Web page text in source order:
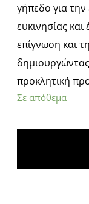
γήπεδο για
ευκινησίας
επίγνωση και
προκλητική
Σε απόθεμα